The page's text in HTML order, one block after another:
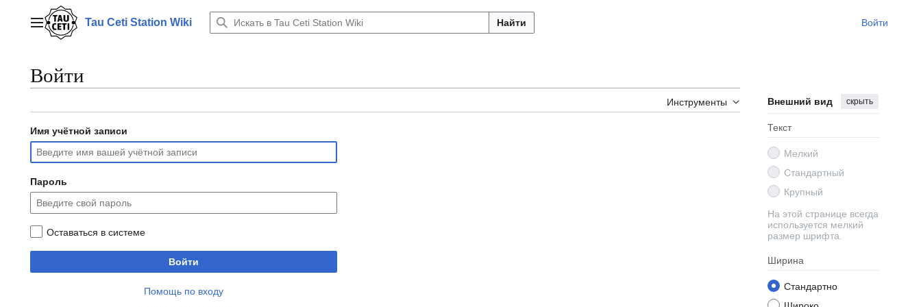
содержаниюГлавное менюTau Ceti Station Wiki Найти Войти
Войти
Инструменты Внешний вид скрыть
Текст
Мелкий
Стандартный
Крупный
На этой странице всегда
используется мелкий
размер шрифта.
Ширина
Стандартно
Имя учётной записи
Пароль
Оставаться в системе
Войти
Помощь по входу